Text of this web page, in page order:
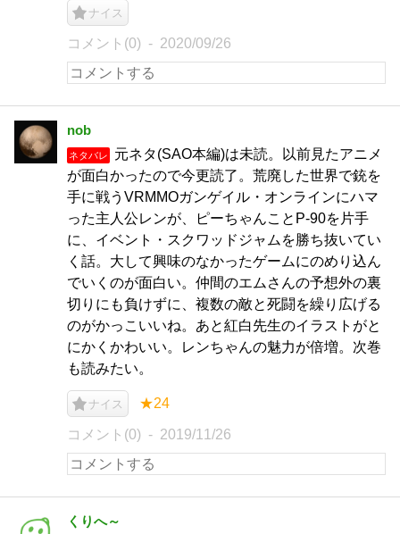
ナイス
コメント(0) 2020/09/26
nob
ネタバレ
元ネタ(SAO本編)は未読。以前見たアニメ
が面白かったので今更読了。荒廃した世界で銃を
手に戦うVRMMOガンゲイル・オンラインにハマ
った主人公レンが、ピーちゃんことP-90を片手
に、イベント・スクワッドジャムを勝ち抜いてい
く話。大して興味のなかったゲームにのめり込ん
でいくのが面白い。仲間のエムさんの予想外の裏
切りにも負けずに、複数の敵と死闘を繰り広げる
のがかっこいいね。あと紅白先生のイラストがと
にかくかわいい。レンちゃんの魅力が倍増。次巻
も読みたい。
ナイス ★24
コメント(0) 2019/11/26
くりへ～